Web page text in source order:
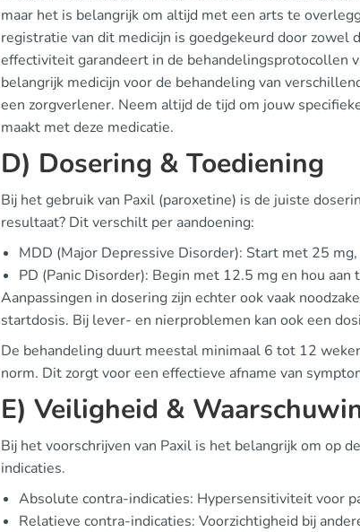
maar het is belangrijk om altijd met een arts te
registratie van dit medicijn is goedgekeurd door
effectiviteit garandeert in de behandelingsprotocollen
belangrijk medicijn voor de behandeling van
een zorgverlener. Neem altijd de tijd om jouw
maakt met deze medicatie.
D) Dosering & Toediening
Bij het gebruik van Paxil (paroxetine) is de juiste
resultaat? Dit verschilt per aandoening:
MDD (Major Depressive Disorder): Start met 25
PD (Panic Disorder): Begin met 12.5 mg en hou
Aanpassingen in dosering zijn echter ook vaak
startdosis. Bij lever- en nierproblemen kan ook een
De behandeling duurt meestal minimaal 6 tot 12
norm. Dit zorgt voor een effectieve afname van
E) Veiligheid &
Bij het voorschrijven van Paxil is het belangrijk om op
indicaties.
Absolute contra-indicaties: Hypersensitiviteit voor
Relatieve contra-indicaties: Voorzichtigheid bij